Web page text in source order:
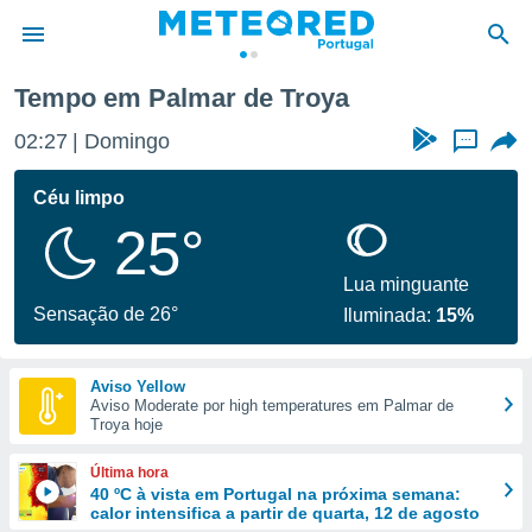
da
foi
fornecidas
a este
das
e
forma
digital
Tempo em Palmar de Troya
02:27 Domingo ...
Céu limpo
25°
Sensação de 26°
Lua minguante
Iluminada: 15%
Aviso Yellow
Aviso Moderate por high temperatures em Palmar de
Troya hoje
Última hora
40 ºC à vista em Portugal na próxima semana:
calor intensifica a partir de quarta, 12 de agosto